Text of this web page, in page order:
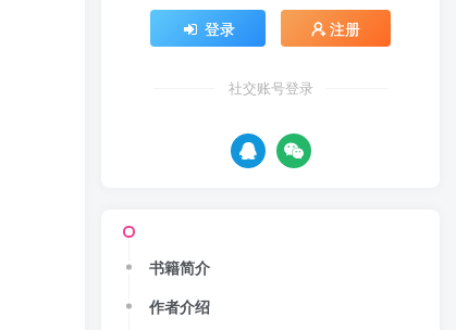
登录 注册
社交账号登录
书籍简介
作者介绍